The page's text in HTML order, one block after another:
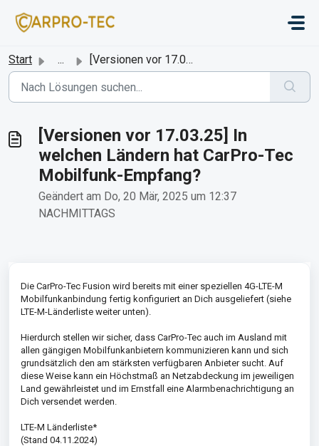
Start ... [Versionen vor 17.03.25] In welchen Ländern hat CarPro-Te...
[Versionen vor 17.03.25] In
welchen Ländern hat CarPro-Tec
Mobilfunk-Empfang?
Geändert am Do, 20 Mär, 2025 um 12:37
NACHMITTAGS
Die CarPro-Tec Fusion wird bereits mit einer speziellen 4G-LTE-M
Mobilfunkanbindung fertig konfiguriert an Dich ausgeliefert (siehe
LTE-M-Länderliste weiter unten).
Hierdurch stellen wir sicher, dass CarPro-Tec auch im Ausland mit
allen gängigen Mobilfunkanbietern kommunizieren kann und sich
grundsätzlich den am stärksten verfügbaren Anbieter sucht. Auf
diese Weise kann ein Höchstmaß an Netzabdeckung im jeweiligen
Land gewährleistet und im Ernstfall eine Alarmbenachrichtigung an
Dich versendet werden.
LTE-M Länderliste*
(Stand 04.11.2024)